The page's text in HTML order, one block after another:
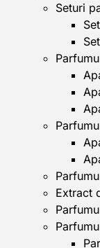
Seturi
Extract